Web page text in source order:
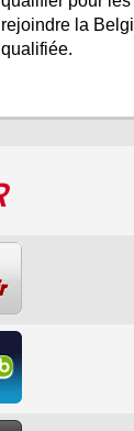
rejoindre la
qualifiée.